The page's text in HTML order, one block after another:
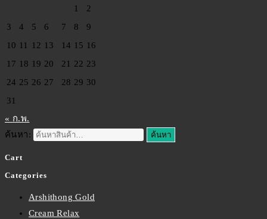
1
2
3
4 5 6 7 8
9
10 11 12 13 14 15 16
17 18 19 20 21 22 23
24 25 26 27 28 29 30
31
« ก.พ.
ค้นหา:
ค้นหา
Cart
Categories
Arshithong Gold
Cream Relax